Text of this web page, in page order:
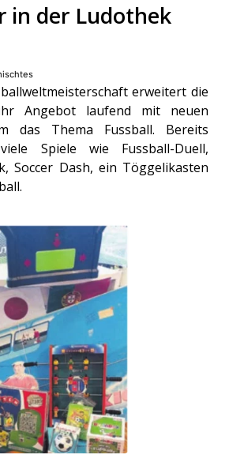
in der Ludothek
erweitert die
Angebot laufend mit neuen
das Thema Fussball. Bereits
Spiele wie Fussball-Duell,
Soccer Dash, ein Töggelikasten